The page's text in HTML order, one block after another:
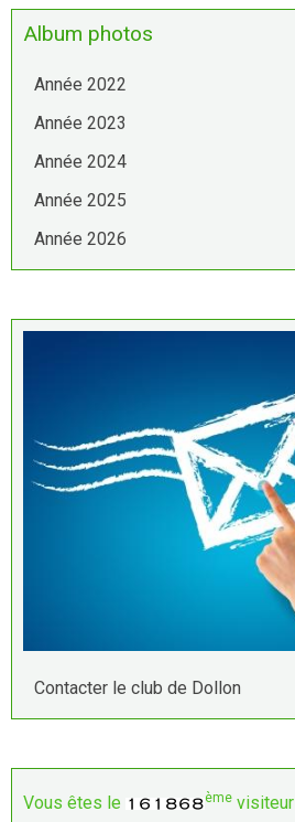
Album photos
Année 2022
Année 2023
Année 2024
Année 2025
Année 2026
Contacter le club de Dollon
Vous êtes le ème visiteur